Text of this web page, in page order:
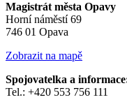
Magistrát města Opavy
Horní náměstí 69
746 01 Opava
Zobrazit na mapě
Spojovatelka a
Tel.: +420 553 756 111